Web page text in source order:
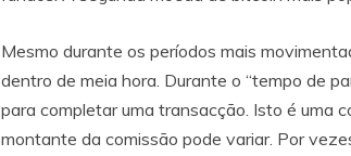
Mesmo durante os períodos mais
dentro de meia hora. Durante o “tempo de
para completar uma transacção. Isto é uma
montante da comissão pode variar. Por